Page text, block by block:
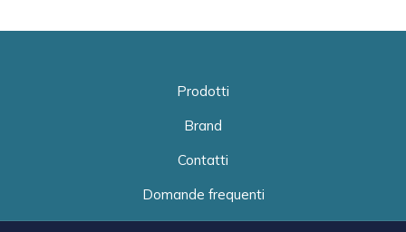
Prodotti
Brand
Contatti
Domande frequenti